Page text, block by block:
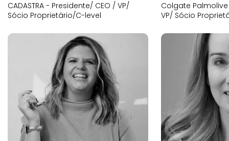
CADASTRA - Presidente/ CEO / VP/
Sócio Proprietário/C-level
Colgate
VP/ Sócio